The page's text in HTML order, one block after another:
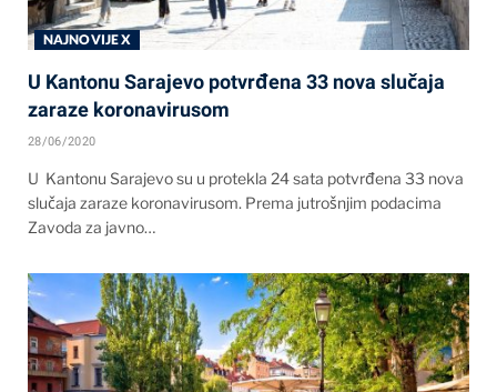
NAJNOVIJE X
U Kantonu Sarajevo potvrđena 33 nova slučaja
zaraze koronavirusom
28/06/2020
U Kantonu Sarajevo su u protekla 24 sata potvrđena 33 nova
slučaja zaraze koronavirusom. Prema jutrošnjim podacima
Zavoda za javno…